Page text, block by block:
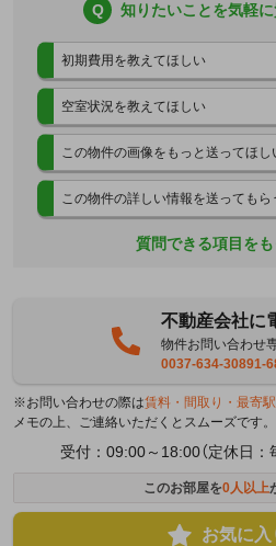
Q 知りたいことを気軽
初期費用を教えてほしい
空室状況を教えてほしい
この物件の画像をもっと送ってほし
この物件の詳しい情報を送ってもら
質問できる項目を
不動産会社に
物件お問い合わせ
0037-634-30891-
※お問い合わせの際は賃料・間取り・最寄
メモの上、ご連絡いただくとスムーズです。
受付：09:00～18:00（定休日：
このお部屋を0人以上
お気に